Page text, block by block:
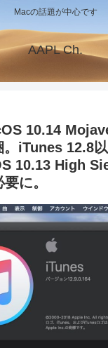
Macの話題が中心です
AAPL Ch.
10.14
。iTunes 12.8
10.13 High
に。